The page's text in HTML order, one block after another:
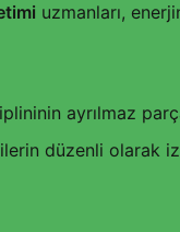
uzmanları,
ayrılmaz
düzenli olarak